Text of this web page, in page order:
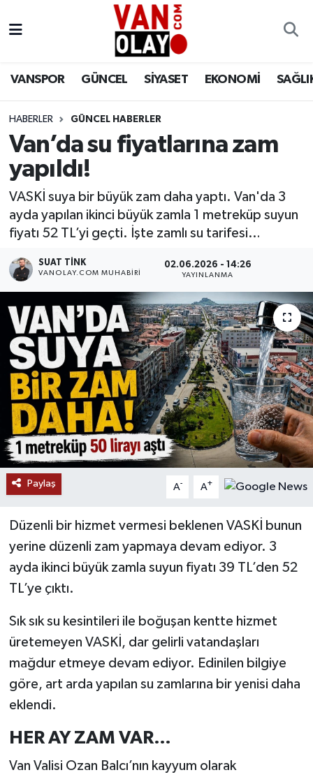
VANSPOR GÜNCEL SİYASET EKONOMİ
HABERLER GÜNCEL HABERLER
Van’da su fiyatlarına zam
yapıldı!
VASKİ suya bir büyük zam daha yaptı. Van'da 3
ayda yapılan ikinci büyük zamla 1 metreküp suyun
fiyatı 52 TL’yi geçti. İşte zamlı su tarifesi…
SUAT TINK
VANOLAY.COM MUHABIRI
02.06.2026 - 14:26
YAYINLANMA
Paylaş A- A+
Düzenli bir hizmet vermesi beklenen VASKİ bunun
yerine düzenli zam yapmaya devam ediyor. 3
ayda ikinci büyük zamla suyun fiyatı 39 TL’den 52
TL’ye çıktı.
Sık sık su kesintileri ile boğuşan kentte hizmet
üretemeyen VASKİ, dar gelirli vatandaşları
mağdur etmeye devam ediyor. Edinilen bilgiye
göre, art arda yapılan su zamlarına bir yenisi daha
eklendi.
HER AY ZAM VAR…
Van Valisi Ozan Balcı’nın kayyum olarak
Siyaset
Ekonomi
Sağlık
Eğitim
Bilim & Teknoloji
RESMİ İLANLAR
Van Nöbetçi Eczaneler
Van Namaz Vakitleri
Van Trafik Yoğunluk Haritası
Süper Lig Puan Durumu ve Fikstür
Tüm Manşetler
Son Dakika Haberleri